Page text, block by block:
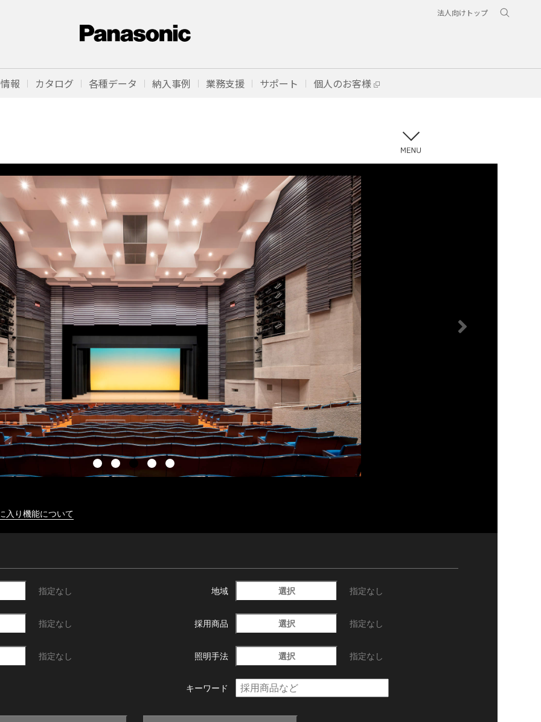
法人向けトップ
報 カタログ 各種データ 納入事例 業務支援 サポート 個人のお客様
入り機能について
指定なし 地域 選択 指定なし
指定なし 採用商品 選択 指定なし
指定なし 照明手法 選択 指定なし
キーワード